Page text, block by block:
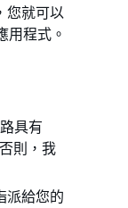
您就可以
用程式。
具有
則，我
派給您的